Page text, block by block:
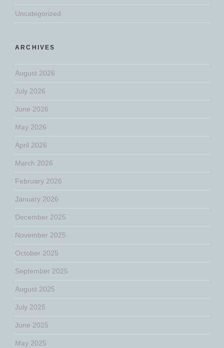
Uncategorized
ARCHIVES
August 2026
July 2026
June 2026
May 2026
April 2026
March 2026
February 2026
January 2026
December 2025
November 2025
October 2025
September 2025
August 2025
July 2025
June 2025
May 2025